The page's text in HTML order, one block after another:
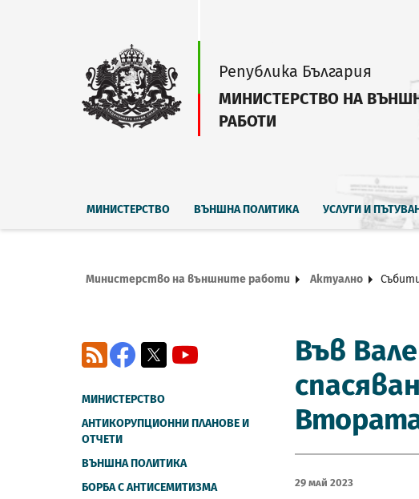
Република България
МИНИСТЕРСТВО НА
РАБОТИ
МИНИСТЕРСТВО ВЪНШНА ПОЛИТИКА УСЛУГИ И
Министерство на външните работи Актуално
Facebook
X
RSS
МИНИСТЕРСТВО
АНТИКОРУПЦИОННИ ПЛАНОВЕ И
ОТЧЕТИ
ВЪНШНА ПОЛИТИКА
БОРБА С АНТИСЕМИТИЗМА
Във
29 Май 2023